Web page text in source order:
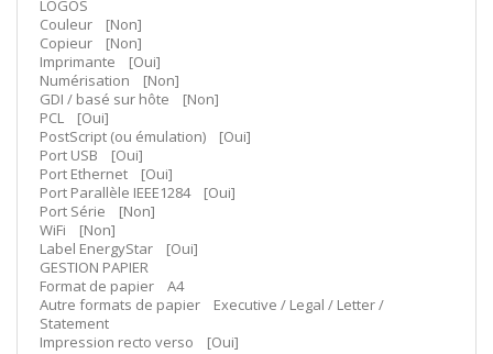
LOGOS
Couleur [Non]
Copieur [Non]
Imprimante [Oui]
Numérisation [Non]
GDI / basé sur hôte [Non]
PCL [Oui]
PostScript (ou émulation) [Oui]
Port USB [Oui]
Port Ethernet [Oui]
Port Parallèle IEEE1284 [Oui]
Port Série [Non]
WiFi [Non]
Label EnergyStar [Oui]
GESTION PAPIER
Format de papier A4
Autre formats de papier Executive / Legal / Letter /
Statement
Impression recto verso [Oui]